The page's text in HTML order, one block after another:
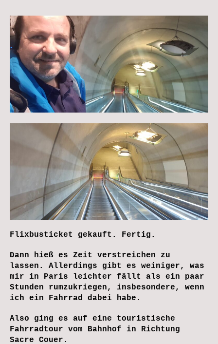
Flixbusticket gekauft. Fertig.
Dann hieß es Zeit verstreichen zu
lassen. Allerdings gibt es weiniger, was
mir in Paris leichter fällt als ein paar
Stunden rumzukriegen, insbesondere, wenn
ich ein Fahrrad dabei habe.
Also ging es auf eine touristische
Fahrradtour vom Bahnhof in Richtung
Sacre Couer.